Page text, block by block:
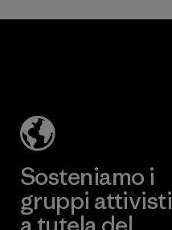
Divisions)
Sosteniamo i
gruppi attivisti